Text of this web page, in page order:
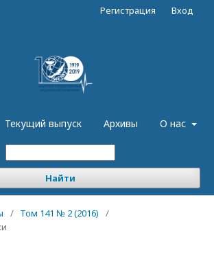
Текущий выпуск Архивы О нас
Найти
Регистрация Вход
/ Том 141 № 2 (2016)
/